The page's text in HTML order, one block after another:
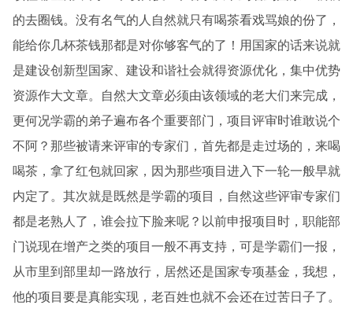
的去圈钱。没有名气的人自然就只有喝茶看戏骂娘的份了，
能给你几杯茶钱那都是对你够客气的了！用国家的话来说就
是建设创新型国家、建设和谐社会就得资源优化，集中优势
资源作大文章。自然大文章必须由该领域的老大们来完成，
更何况学霸的弟子遍布各个重要部门，项目评审时谁敢说个
不阿？那些被请来评审的专家们，首先都是走过场的，来喝
喝茶，拿了红包就回家，因为那些项目进入下一轮一般早就
内定了。其次就是既然是学霸的项目，自然这些评审专家们
都是老熟人了，谁会拉下脸来呢？以前申报项目时，职能部
门说现在增产之类的项目一般不再支持，可是学霸们一报，
从市里到部里却一路放行，居然还是国家专项基金，我想，
他的项目要是真能实现，老百姓也就不会还在过苦日子了。